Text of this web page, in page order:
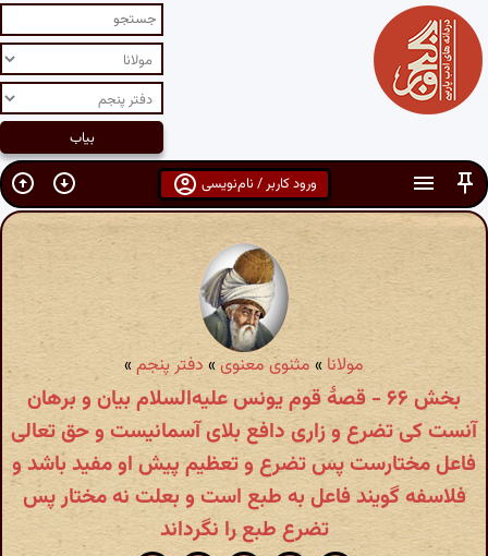
ورود کاربر / نام‌نویسی
مولانا » مثنوی معنوی» دفتر پنجم»
بخش ۶۶ - قصهٔ قوم یونس علیه‌السلام بیان و برهان
آنست کی تضرع و زاری دافع بلای آسمانیست و حق تعالی
فاعل مختارست پس تضرع و تعظیم پیش او مفید باشد و
فلاسفه گویند فاعل به طبع است و بعلت نه مختار پس
تضرع طبع را نگرداند